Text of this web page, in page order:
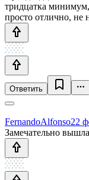
тридцатка
просто отлично, не
Ответить
FernandoAlfonso22
Замечательно